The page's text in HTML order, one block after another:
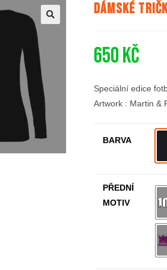
Dámské
650Kč
Speciální edice
Artwork : Martin &
BARVA
PŘEDNÍ
MOTIV